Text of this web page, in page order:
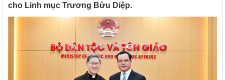
cho Linh mục Trương Bửu Diệp.